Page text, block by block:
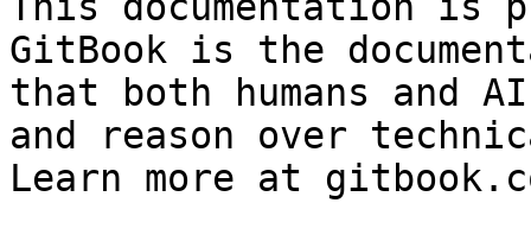
GitBook is the
that both humans and
and reason over
Learn more at